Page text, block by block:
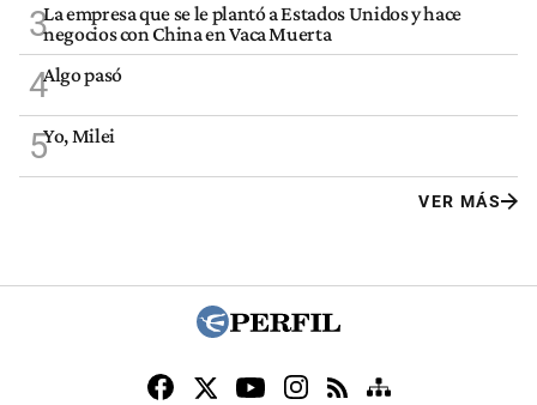
3La empresa que se le plantó a Estados Unidos y hace
negocios con China en Vaca Muerta
4Algo pasó
5Yo, Milei
VER MÁS